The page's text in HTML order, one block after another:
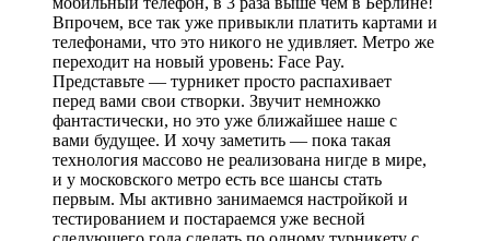
Впрочем, все так уже привыкли платить картами и
телефонами, что это никого не удивляет. Метро же
переходит на новый уровень: Face Pay.
Представьте — турникет просто распахивает
перед вами свои створки. Звучит немножко
фантастически, но это уже ближайшее наше с
вами будущее. И хочу заметить — пока такая
технология массово не реализована нигде в мире,
и у московского метро есть все шансы стать
первым. Мы активно занимаемся настройкой и
тестированием и постараемся уже весной